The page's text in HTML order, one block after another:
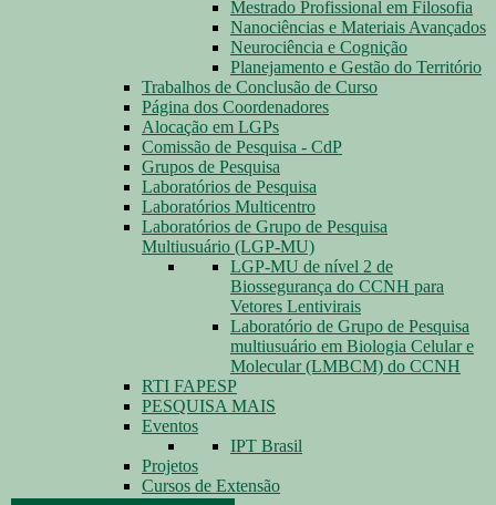
Mestrado Profissional em Filosofia
Nanociências e Materiais Avançados
Neurociência e Cognição
Planejamento e Gestão do Território
Trabalhos de Conclusão de Curso
Página dos Coordenadores
Alocação em LGPs
Comissão de Pesquisa - CdP
Grupos de Pesquisa
Laboratórios de Pesquisa
Laboratórios Multicentro
Laboratórios de Grupo de Pesquisa
Multiusuário (LGP-MU)
LGP-MU de nível 2 de
Biossegurança do CCNH para
Vetores Lentivirais
Laboratório de Grupo de Pesquisa
multiusuário em Biologia Celular e
Molecular (LMBCM) do CCNH
RTI FAPESP
PESQUISA MAIS
Eventos
IPT Brasil
Projetos
Cursos de Extensão